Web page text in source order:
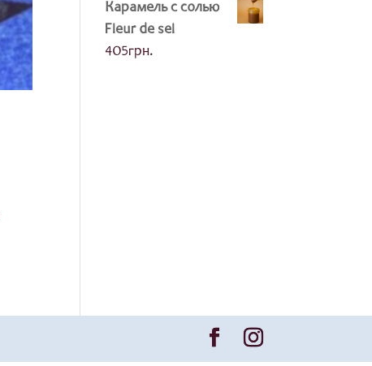
Карамель с солью
Fleur de sel
405грн.